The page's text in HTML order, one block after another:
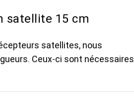
satellite 15 cm
satellites, nous
Ceux-ci sont nécessaires